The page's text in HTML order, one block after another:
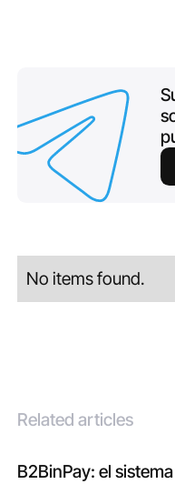
No items found.
Related articles
B2BinPay: el